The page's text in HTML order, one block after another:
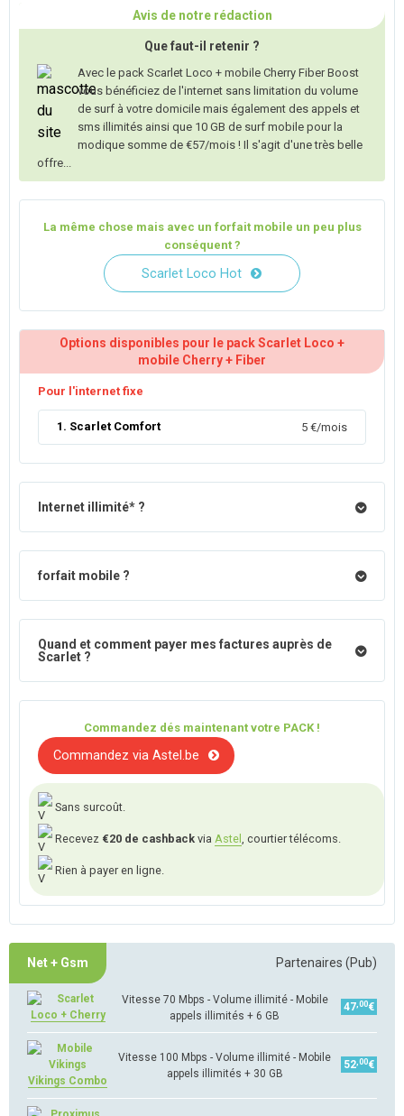
Avis de notre rédaction
Que faut-il retenir ?
Avec le pack Scarlet Loco + mobile Cherry Fiber Boost
vous bénéficiez de l'internet sans limitation du volume
de surf à votre domicile mais également des appels et
sms illimités ainsi que 10 GB de surf mobile pour la
modique somme de €57/mois ! Il s'agit d'une très belle
offre...
La même chose mais avec un forfait mobile un peu plus
conséquent ?
Scarlet Loco Hot
Options disponibles pour le pack Scarlet Loco +
mobile Cherry + Fiber
Pour l'internet fixe
1. Scarlet Comfort 5 €/mois
Internet illimité* ?
forfait mobile ?
Quand et comment payer mes factures auprès de
Scarlet ?
Commandez dés maintenant votre PACK !
Commandez via Astel.be
Sans surcoût.
Recevez €20 de cashback via Astel , courtier télécoms.
Rien à payer en ligne.
Net + Gsm Partenaires (Pub)
Loco + Cherry
Vitesse 70 Mbps - Volume illimité - Mobile
appels illimités + 6 GB
47 ,00€
Vikings Combo
Vitesse 100 Mbps - Volume illimité - Mobile
appels illimités + 30 GB
52 ,00€